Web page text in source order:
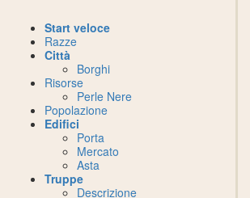
Start veloce
Razze
Città
Borghi
Risorse
Perle Nere
Popolazione
Edifici
Porta
Mercato
Asta
Truppe
Descrizione